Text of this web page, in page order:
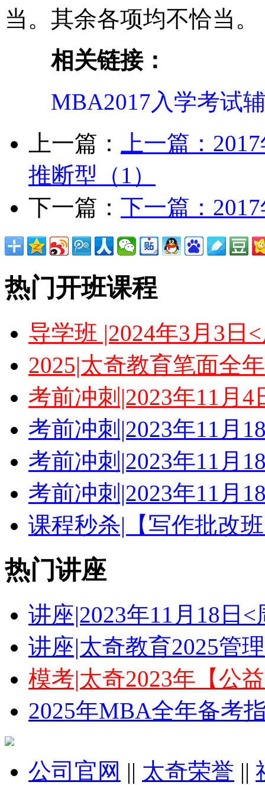
当。其余各项均不恰当。
相关链接：
MBA2017入学考试
上一篇：
上一篇：
推断型（1）
下一篇： 下一篇：
热门开班课程
导学班 |2024年3月3日
2025|太奇教育笔面全
考前冲刺|2023年11月
考前冲刺|2023年11月
考前冲刺|2023年11月
考前冲刺|2023年11月
课程秒杀|【写作批改
热门讲座
讲座|2023年11月18日
讲座|太奇教育2025管
模考|太奇2023年【公
2025年MBA全年备考
公司官网 || 太奇荣誉 ||